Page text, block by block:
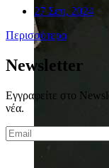
27 Σεπ, 2024
Περισσότερα
Newsletter
Εγγραφείτε στο
νέα.